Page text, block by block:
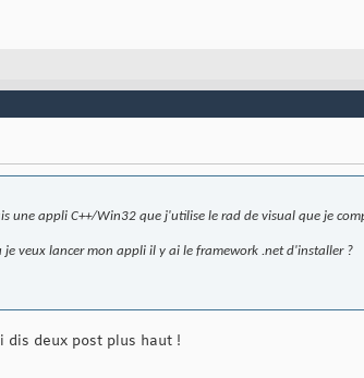
une appli C++/Win32 que j'utilise le rad de visual que je
je veux lancer mon appli il y ai le framework .net d'installer ?
dis deux post plus haut !